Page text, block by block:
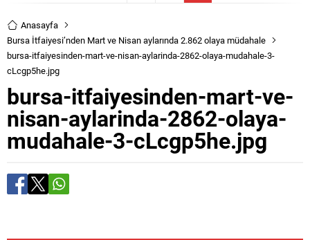
Anasayfa
Bursa İtfaiyesi’nden Mart ve Nisan aylarında 2.862 olaya müdahale
bursa-itfaiyesinden-mart-ve-nisan-aylarinda-2862-olaya-mudahale-3-
cLcgp5he.jpg
bursa-itfaiyesinden-mart-ve-
nisan-aylarinda-2862-olaya-
mudahale-3-cLcgp5he.jpg